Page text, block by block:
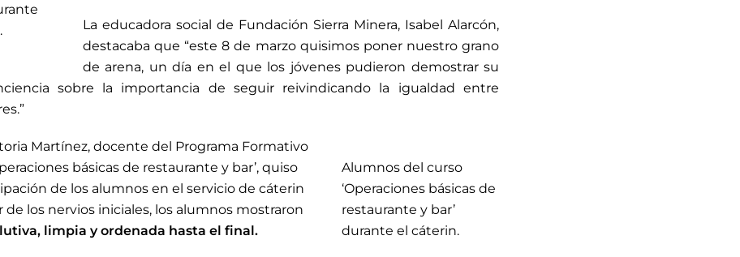
La educadora social de Fundación Sierra Minera, Isabel Alarcón,
destacaba que “este 8 de marzo quisimos poner nuestro grano
de arena, un día en el que los jóvenes pudieron demostrar su
sobre la importancia de seguir reivindicando la igualdad entre
Alumnos del curso
‘Operaciones básicas de
restaurante y bar’
durante el cáterin.
Martínez, docente del Programa Formativo
básicas de restaurante y bar’, quiso
de los alumnos en el servicio de cáterin
de los nervios iniciales, los alumnos mostraron
limpia y ordenada hasta el final.